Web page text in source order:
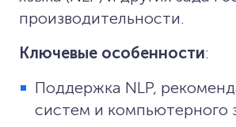
производительности.
Ключевые особенности:
Поддержка NLP,
систем и компьютерного